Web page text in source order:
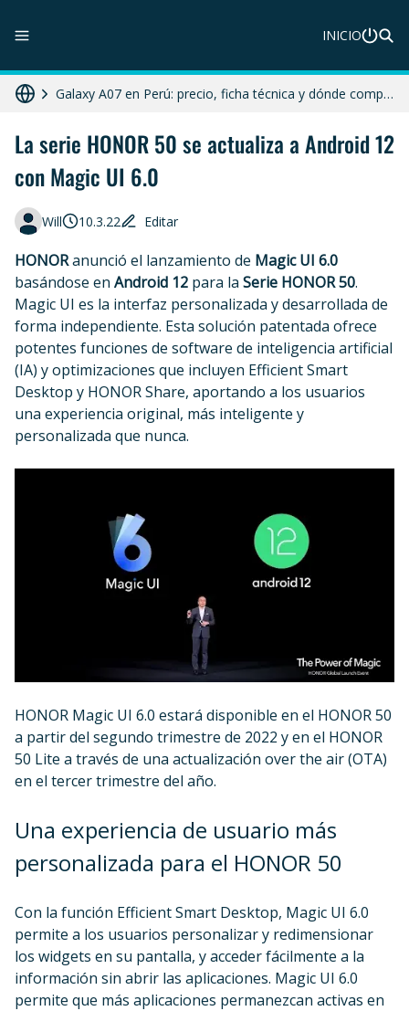
INICIO
Galaxy A07 en Perú: precio, ficha técnica y dónde comprar
Diferencias entre celular libre, desbloqueado y liberado en 2025
La serie HONOR 50 se actualiza a Android 12
con Magic UI 6.0
Will 10.3.22 Editar
HONORanunció el lanzamiento de Magic UI 6.0
basándose en Android 12 para la Serie HONOR 50.
Magic UI es la interfaz personalizada y desarrollada de
forma independiente. Esta solución patentada ofrece
potentes funciones de software de inteligencia artificial
(IA) y optimizaciones que incluyen Efficient Smart
Desktop y HONOR Share, aportando a los usuarios
una experiencia original, más inteligente y
personalizada que nunca.
HONOR Magic UI 6.0 estará disponible en el HONOR 50
a partir del segundo trimestre de 2022 y en el HONOR
50 Lite a través de una actualización over the air (OTA)
en el tercer trimestre del año.
Una experiencia de usuario más
personalizada para el HONOR 50
Con la función Efficient Smart Desktop, Magic UI 6.0
permite a los usuarios personalizar y redimensionar
los widgets en su pantalla, y acceder fácilmente a la
información sin abrir las aplicaciones. Magic UI 6.0
permite que más aplicaciones permanezcan activas en